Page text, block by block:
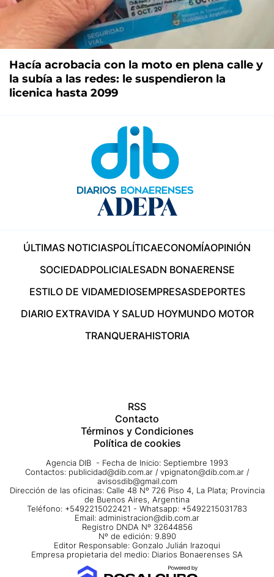
Hacía acrobacia con la moto en plena calle y
la subía a las redes: le suspendieron la
licenica hasta 2099
ÚLTIMAS NOTICIASPOLÍTICAECONOMÍAOPINIÓN
SOCIEDADPOLICIALESADN BONAERENSE
ESTILO DE VIDAMEDIOSEMPRESASDEPORTES
DIARIO EXTRAVIDA Y SALUD HOYMUNDO MOTOR
TRANQUERAHISTORIA
RSS
Contacto
Términos y Condiciones
Política de cookies
Agencia DIB - Fecha de Inicio: Septiembre 1993
Contactos: publicidad@dib.com.ar / vpignaton@dib.com.ar /
avisosdib@gmail.com
Dirección de las oficinas: Calle 48 Nº 726 Piso 4, La Plata; Provincia
de Buenos Aires, Argentina
Teléfono: +5492215022421 - Whatsapp: +5492215031783
Email: administracion@dib.com.ar
Registro DNDA Nº 32644856
Nº de edición: 9.890
Editor Responsable: Gonzalo Julián Irazoqui
Empresa propietaria del medio: Diarios Bonaerenses SA